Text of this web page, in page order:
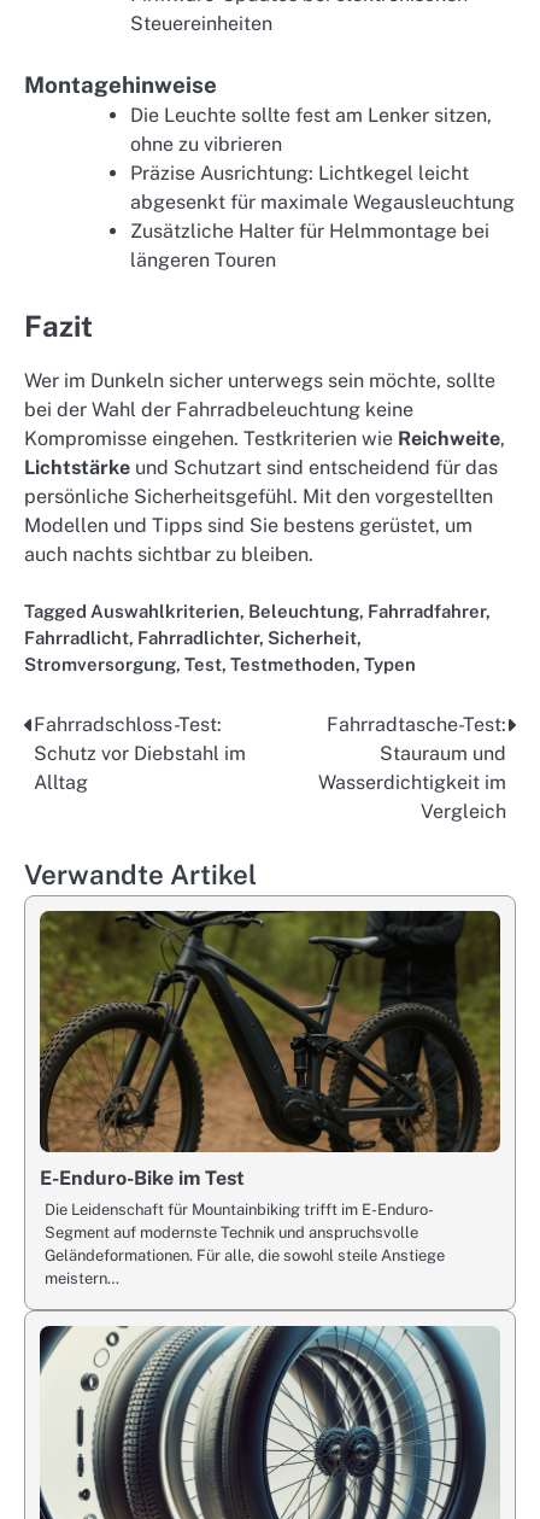
Steuereinheiten
Montagehinweise
Die Leuchte sollte fest am Lenker sitzen,
ohne zu vibrieren
Präzise Ausrichtung: Lichtkegel leicht
abgesenkt für maximale Wegausleuchtung
Zusätzliche Halter für Helmmontage bei
längeren Touren
Fazit
Wer im Dunkeln sicher unterwegs sein möchte, sollte
bei der Wahl der Fahrradbeleuchtung keine
Kompromisse eingehen. Testkriterien wie Reichweite,
Lichtstärke und Schutzart sind entscheidend für das
persönliche Sicherheitsgefühl. Mit den vorgestellten
Modellen und Tipps sind Sie bestens gerüstet, um
auch nachts sichtbar zu bleiben.
Tagged Auswahlkriterien, Beleuchtung, Fahrradfahrer,
Fahrradlicht, Fahrradlichter, Sicherheit,
Stromversorgung, Test, Testmethoden, Typen
Post
navigation
Fahrradschloss-Test:
Schutz vor Diebstahl im
Alltag
Fahrradtasche-Test:
Stauraum und
Wasserdichtigkeit im
Vergleich
Verwandte Artikel
E-Enduro-Bike im Test
Die Leidenschaft für Mountainbiking trifft im E-Enduro-
Segment auf modernste Technik und anspruchsvolle
Geländeformationen. Für alle, die sowohl steile Anstiege
meistern…